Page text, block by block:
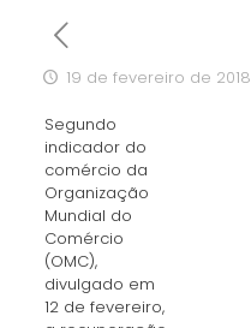
19 de fevereiro de 2018
Segundo
indicador do
comércio da
Organização
Mundial do
Comércio
(OMC),
divulgado em
12 de fevereiro,